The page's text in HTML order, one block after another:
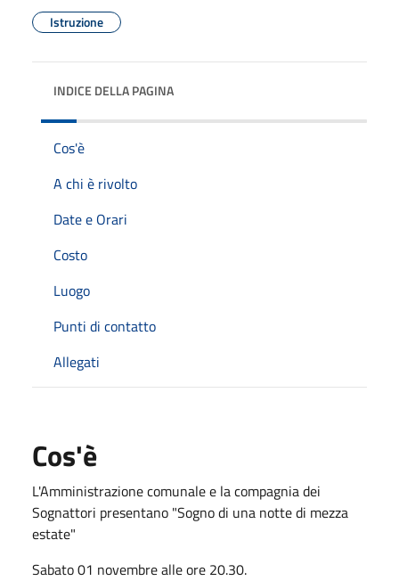
Istruzione
INDICE DELLA PAGINA
Cos'è
A chi è rivolto
Date e Orari
Costo
Luogo
Punti di contatto
Allegati
Cos'è
L'Amministrazione comunale e la compagnia dei
Sognattori presentano "Sogno di una notte di mezza
estate"
Sabato 01 novembre alle ore 20.30.